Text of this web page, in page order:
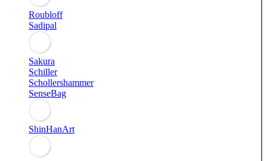
Roubloff
Sadipal
Sakura
Schiller
Schollershammer
SenseBag
ShinHanArt